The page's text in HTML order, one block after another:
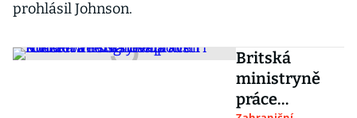
prohlásil Johnson.
Britská
ministryně
práce